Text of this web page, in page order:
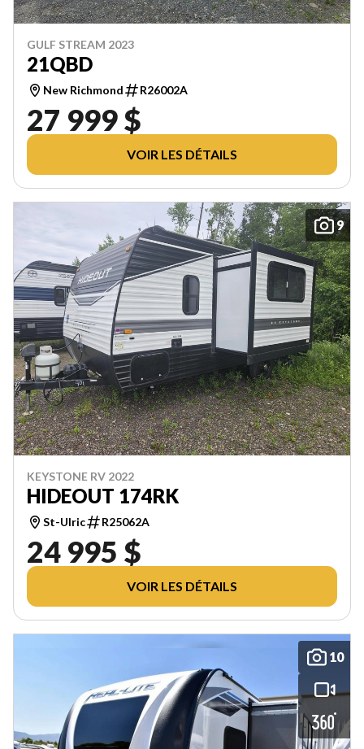
GULF STREAM 2023
21QBD
New Richmond R26002A
27 999 $
VOIR LES DÉTAILS
9
KEYSTONE RV 2022
HIDEOUT 174RK
St-Ulric R25062A
24 995 $
VOIR LES DÉTAILS
10